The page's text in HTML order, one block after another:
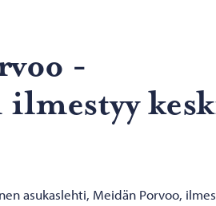
-​
il­mes­tyy
asukaslehti, Meidän Porvoo,